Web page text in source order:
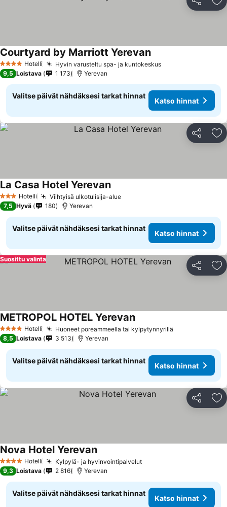
Jaa
4 Tähtiluokitus
Hotelli Hyvin varusteltu spa- ja kuntokeskusKatso hinnat
Courtyard by Marriott YerevanKatso hinnat
9,5 Loistava 1 173 Yerevan
Valitse päivät nähdäksesi tarkat hinnat
Katso hinnat
Jaa
3 Tähtiluokitus
Hotelli Viihtyisä ulkotulisija-alueKatso hinnat
La Casa Hotel YerevanKatso hinnat
7,5 Hyvä 180 Yerevan
Valitse päivät nähdäksesi tarkat hinnat
Katso hinnat
Jaa
Suosittu valinta
4 Tähtiluokitus
Hotelli Huoneet poreammeella tai kylpytynnyrillä
METROPOL HOTEL YerevanKatso hinnat
8,5 Loistava 3 513 Yerevan
Valitse päivät nähdäksesi tarkat hinnat
Katso hinnat
Jaa
4 Tähtiluokitus
Hotelli Kylpylä- ja hyvinvointipalvelutKatso hinnat
Nova Hotel YerevanKatso hinnat
9,3 Loistava 2 816 Yerevan
Valitse päivät nähdäksesi tarkat hinnat
Katso hinnat